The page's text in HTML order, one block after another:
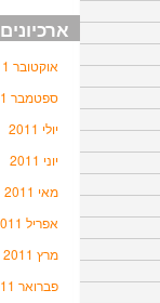
ארכיונים
אוקטובר 2011
ספטמבר 2011
יולי 2011
יוני 2011
מאי 2011
אפריל 2011
מרץ 2011
פברואר 2011